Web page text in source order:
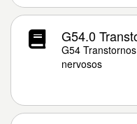
G54.0
G54
nervosos